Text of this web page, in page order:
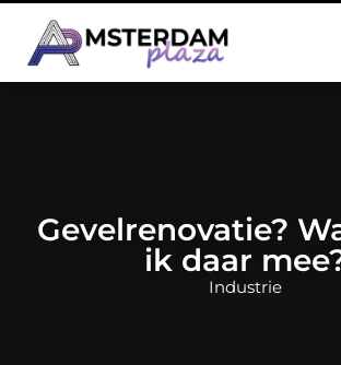
Gevelrenovatie?
ik daar
Industrie